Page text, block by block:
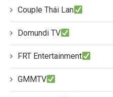
Couple Thái Lan
Domundi TV
FRT Entertainment
GMMTV